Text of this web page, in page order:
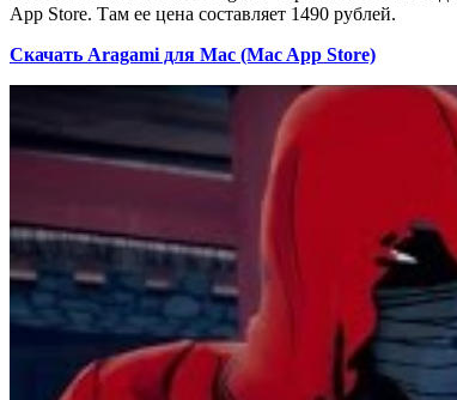
App Store. Там ее цена составляет 1490 рублей.
Скачать Aragami для Mac (Mac App Store)